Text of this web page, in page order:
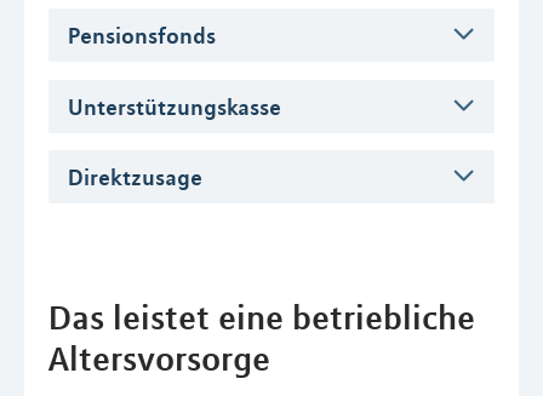
Pensionsfonds
Unterstützungskasse
Direktzusage
Das leistet eine betriebliche
Altersvorsorge